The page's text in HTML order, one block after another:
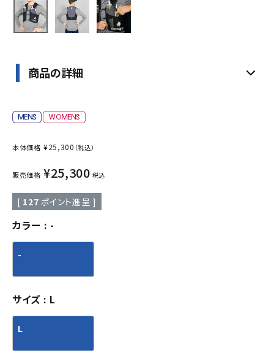
商品の詳細
本体価格 ¥25,300 （税込）
販売価格 ¥25,300 税込
[ 127 ポイント進呈 ]
カラー -
-
サイズ L
L